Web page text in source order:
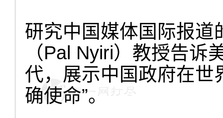
研究中国媒体国际报道
（Pal Nyiri）教授告诉
代，展示中国政府在世
确使命”。